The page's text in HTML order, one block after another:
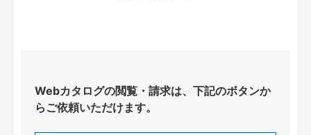
Webカタログの閲覧・請求は、下記のボタンか
らご依頼いただけます。